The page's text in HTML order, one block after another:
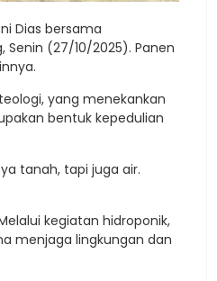
Dias bersama
Senin (27/10/2025). Panen
yang menekankan
bentuk kepedulian
tanah, tapi juga air.
kegiatan hidroponik,
menjaga lingkungan dan